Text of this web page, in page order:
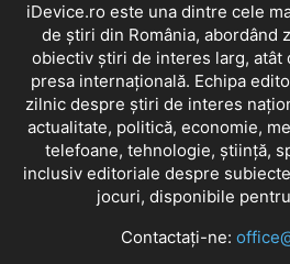
iDevice.ro este una dintre cele
de știri din România, abordând
obiectiv știri de interes larg, atât
presa internațională. Echipa
zilnic despre știri de interes
actualitate, politică, economie,
telefoane, tehnologie, știință,
inclusiv editoriale despre
jocuri, disponibile
Contactați-ne: